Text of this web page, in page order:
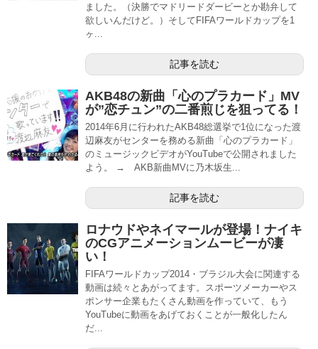
ました。（決勝でマドリードダービーとか勘弁して
欲しいんだけど。）そしてFIFAワールドカップを1
ヶ...
記事を読む
AKB48の新曲「心のプラカード」MV
が”恋チュン”の二番煎じを狙ってる！
2014年6月に行われたAKB48総選挙で1位になった渡
辺麻友がセンターを務める新曲「心のプラカード」
のミュージックビデオがYouTubeで公開されました
よう。 → AKB新曲MVに乃木坂生...
記事を読む
ロナウドやネイマールが登場！ナイキ
のCGアニメーションムービーが凄
い！
FIFAワールドカップ2014・ブラジル大会に関連する
動画は続々とあがってます。スポーツメーカーやス
ポンサー企業もたくさん動画を作っていて、もう
YouTubeに動画をあげておくことが一般化したん
だ...